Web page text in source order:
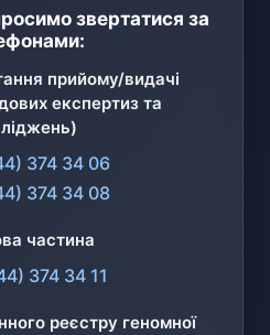
звертатися за
прийому/видачі
експертиз та
374 34 06
374 34 08
частина
374 34 11
реєстру геномної